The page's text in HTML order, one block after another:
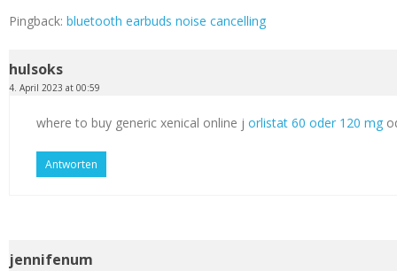
Pingback: bluetooth earbuds noise cancelling
hulsoks
4. April 2023 at 00:59
where to buy generic xenical online j orlistat 60 oder 120 mg
Antworten
jennifenum